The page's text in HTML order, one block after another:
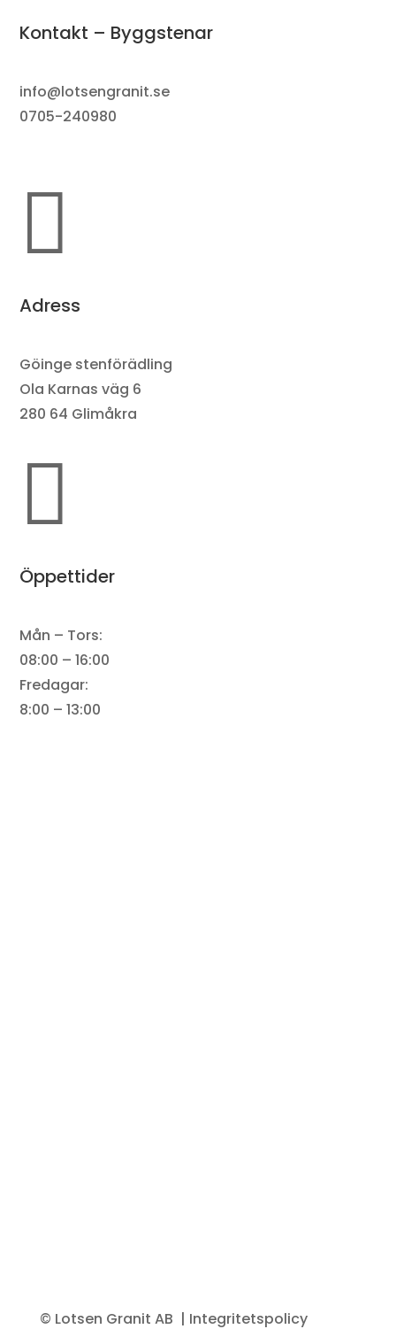
Kontakt – Byggstenar
info@lotsengranit.se
0705-240980

Adress
Göinge stenförädling
Ola Karnas väg 6
280 64 Glimåkra

Öppettider
Mån – Tors:
08:00 – 16:00
Fredagar:
8:00 – 13:00
© Lotsen Granit AB | Integritetspolicy